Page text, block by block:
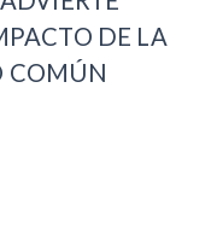
DE LA
COMÚN